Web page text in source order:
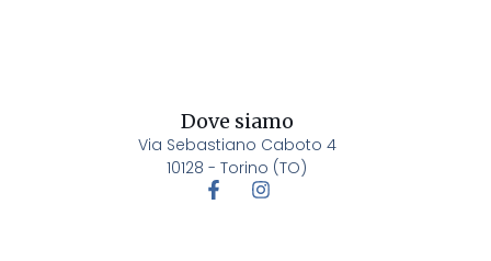
Dove siamo
Via Sebastiano Caboto 4
10128 - Torino (TO)